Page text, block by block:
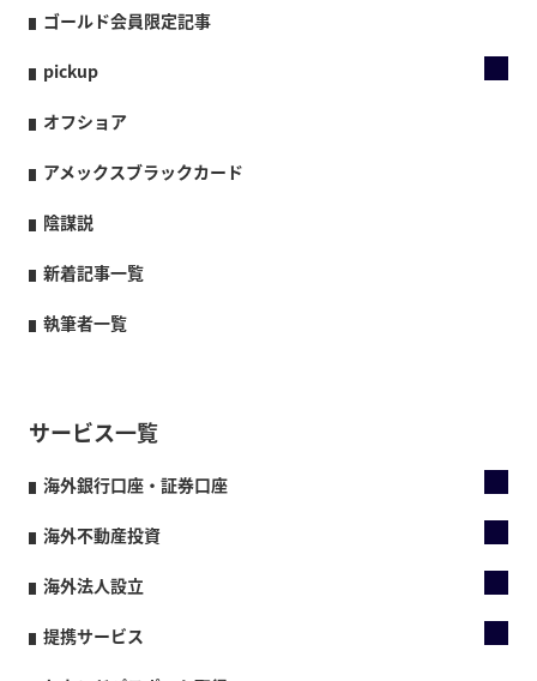
ゴールド会員限定記事
pickup
オフショア
アメックスブラックカード
陰謀説
新着記事一覧
執筆者一覧
サービス一覧
海外銀行口座・証券口座
海外不動産投資
海外法人設立
提携サービス